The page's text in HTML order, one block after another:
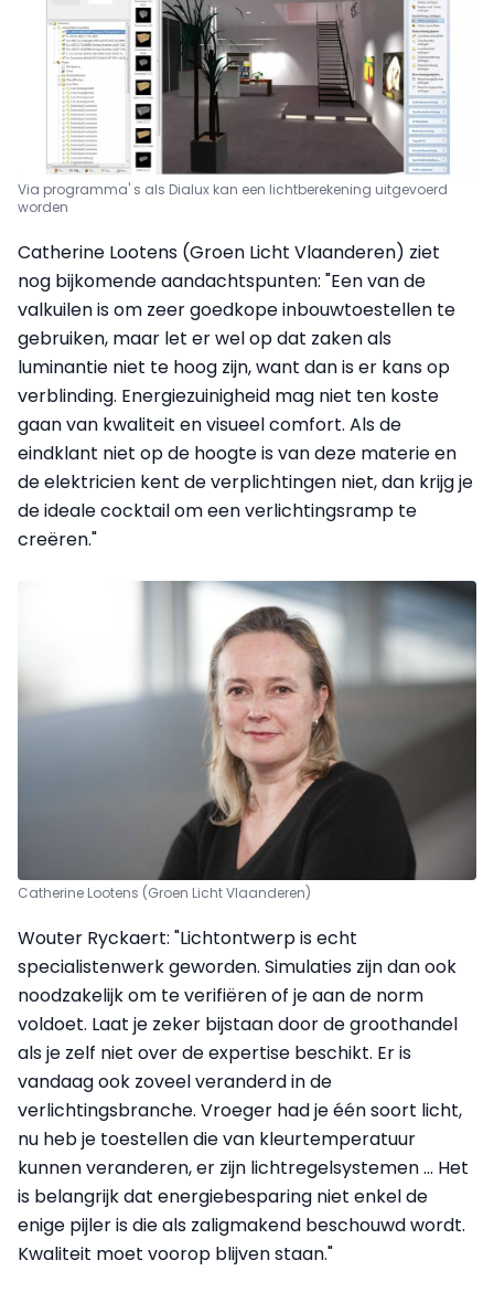
Via programma' s als Dialux kan een lichtberekening uitgevoerd
worden
Catherine Lootens (Groen Licht Vlaanderen) ziet
nog bijkomende aandachtspunten: "Een van de
valkuilen is om zeer goedkope inbouwtoestellen te
gebruiken, maar let er wel op dat zaken als
luminantie niet te hoog zijn, want dan is er kans op
verblinding. Energiezuinigheid mag niet ten koste
gaan van kwaliteit en visueel comfort. Als de
eindklant niet op de hoogte is van deze materie en
de elektricien kent de verplichtingen niet, dan krijg je
de ideale cocktail om een verlichtingsramp te
creëren."
Catherine Lootens (Groen Licht Vlaanderen)
Wouter Ryckaert: "Lichtontwerp is echt
specialistenwerk geworden. Simulaties zijn dan ook
noodzakelijk om te verifiëren of je aan de norm
voldoet. Laat je zeker bijstaan door de groothandel
als je zelf niet over de expertise beschikt. Er is
vandaag ook zoveel veranderd in de
verlichtingsbranche. Vroeger had je één soort licht,
nu heb je toestellen die van kleurtemperatuur
kunnen veranderen, er zijn lichtregelsystemen ... Het
is belangrijk dat energiebesparing niet enkel de
enige pijler is die als zaligmakend beschouwd wordt.
Kwaliteit moet voorop blijven staan."